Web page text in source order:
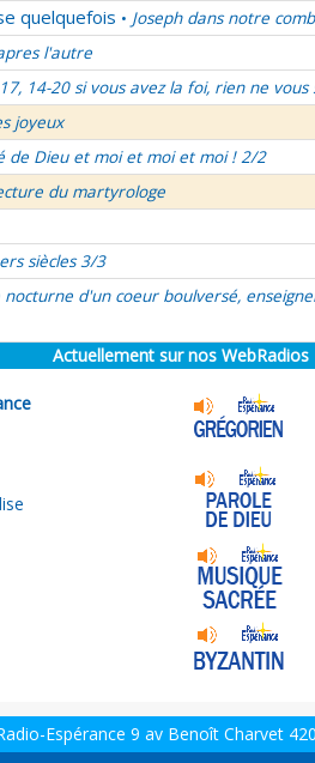
quelquefois • Joseph dans notre
l'autre
14-20 si vous avez la foi, rien ne vous
joyeux
de Dieu et moi et moi et moi ! 2/2
du martyrologe
siècles 3/3
d'un coeur boulversé,
Actuellement sur nos WebRadios
Espérance 9 av Benoît Charvet